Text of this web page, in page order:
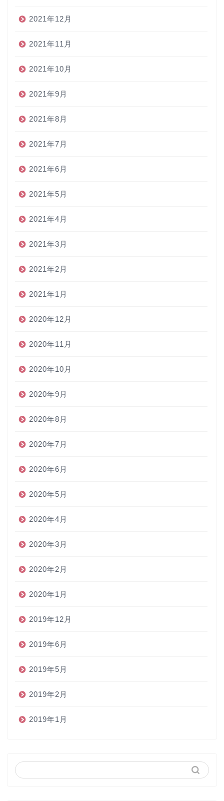
2021年12月
2021年11月
2021年10月
2021年9月
2021年8月
2021年7月
2021年6月
2021年5月
2021年4月
2021年3月
2021年2月
2021年1月
2020年12月
2020年11月
2020年10月
2020年9月
2020年8月
2020年7月
2020年6月
2020年5月
2020年4月
2020年3月
2020年2月
2020年1月
2019年12月
2019年6月
2019年5月
2019年2月
2019年1月
インク